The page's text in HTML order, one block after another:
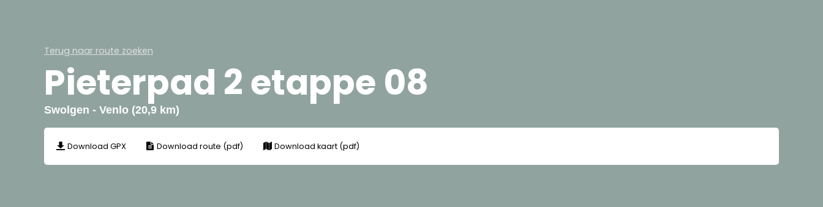
Terug naar route zoeken
Pieterpad 2 etappe 08
Swolgen - Venlo (20,9 km)
Download GPX Download route (pdf) Download kaart (pdf)